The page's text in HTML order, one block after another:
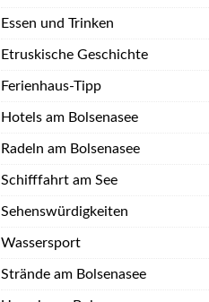
Essen und Trinken
Etruskische Geschichte
Ferienhaus-Tipp
Hotels am Bolsenasee
Radeln am Bolsenasee
Schifffahrt am See
Sehenswürdigkeiten
Wassersport
Strände am Bolsenasee